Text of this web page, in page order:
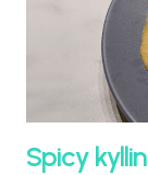
Spicy